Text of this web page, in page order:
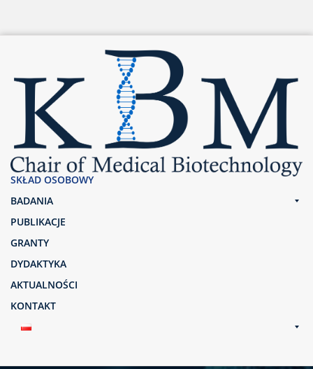
SKŁAD OSOBOWY
BADANIA
PUBLIKACJE
GRANTY
DYDAKTYKA
AKTUALNOŚCI
KONTAKT